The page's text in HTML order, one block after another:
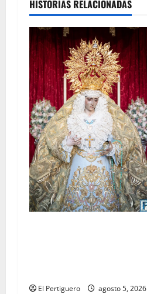
HISTORIAS RELACIONADAS
El Pertiguero
agosto 5, 2026